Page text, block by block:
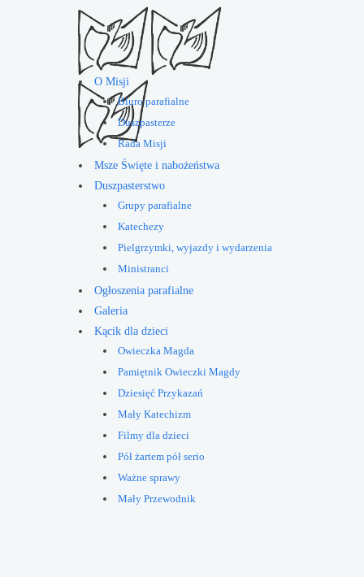
O Misji
Biuro parafialne
Duszpasterze
Rada Misji
Msze Święte i nabożeństwa
Duszpasterstwo
Grupy parafialne
Katechezy
Pielgrzymki, wyjazdy i wydarzenia
Ministranci
Ogłoszenia parafialne
Galeria
Kącik dla dzieci
Owieczka Magda
Pamiętnik Owieczki Magdy
Dziesięć Przykazań
Mały Katechizm
Filmy dla dzieci
Pół żartem pół serio
Ważne sprawy
Mały Przewodnik